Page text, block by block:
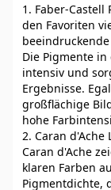
1. Faber-
den Favoriten
Die Pigmente
intensiv und
Ergebnisse.
großflächige
hohe
2. Caran
Caran d'Ache
klaren Farben
Pigmentdichte,